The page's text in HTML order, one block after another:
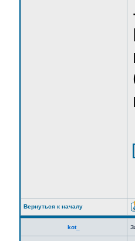
Вернуться к началу
kot_